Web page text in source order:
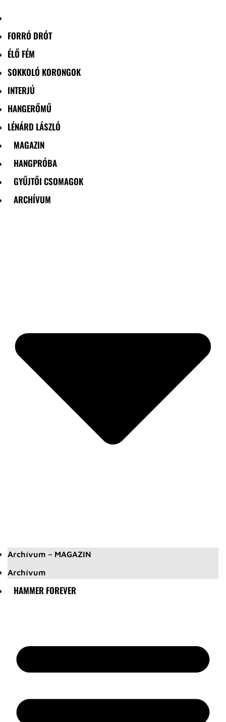
FORRÓ DRÓT
ÉLŐ FÉM
SOKKOLÓ KORONGOK
INTERJÚ
HANGERŐMŰ
LÉNÁRD LÁSZLÓ
MAGAZIN
HANGPRÓBA
GYŰJTŐI CSOMAGOK
ARCHÍVUM
Archívum – MAGAZIN
Archívum
HAMMER FOREVER